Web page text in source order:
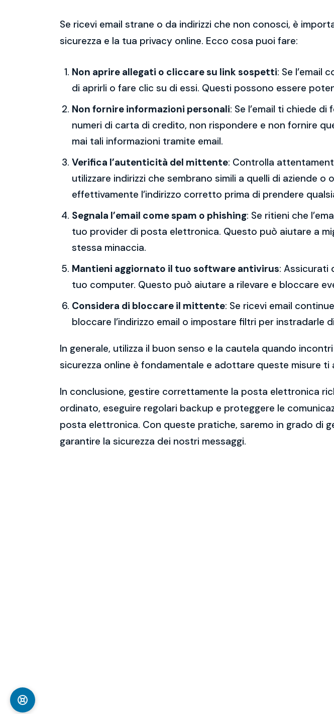
Se ricevi email strane o da indirizzi che non conosci, è
sicurezza e la tua privacy online. Ecco cosa puoi fare:
Non aprire allegati o cliccare su link sospetti: Se l’email
di aprirli o fare clic su di essi. Questi possono essere
Non fornire informazioni personali: Se l’email ti chiede
numeri di carta di credito, non rispondere e non fornire
mai tali informazioni tramite email.
Verifica l’autenticità del mittente: Controlla
utilizzare indirizzi che sembrano simili a quelli di aziende
effettivamente l’indirizzo corretto prima di prendere
Segnala l’email come spam o phishing: Se ritieni che
tuo provider di posta elettronica. Questo può aiutare a
stessa minaccia.
Mantieni aggiornato il tuo software antivirus: Assicurati
tuo computer. Questo può aiutare a rilevare e bloccare
Considera di bloccare il mittente: Se ricevi email
bloccare l’indirizzo email o impostare filtri per instradarle
In generale, utilizza il buon senso e la cautela quando
sicurezza online è fondamentale e adottare queste misure ti
In conclusione, gestire correttamente la posta elettronica
ordinato, eseguire regolari backup e proteggere le
posta elettronica. Con queste pratiche, saremo in grado di
garantire la sicurezza dei nostri messaggi.